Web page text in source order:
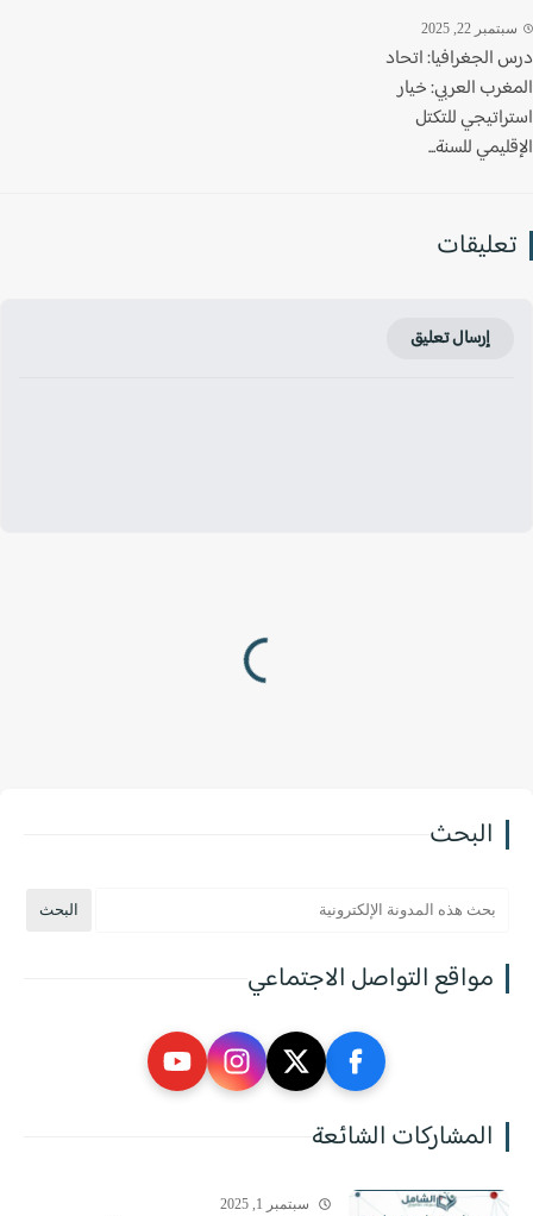
22, 2025
الجغرافيا: اتحاد
العربي: خيار
للتكتل
للسنة...
إرسال تعليق
البحث
مواقع التواصل الاجتماعي
المشاركات الشائعة
سبتمبر 1, 2025